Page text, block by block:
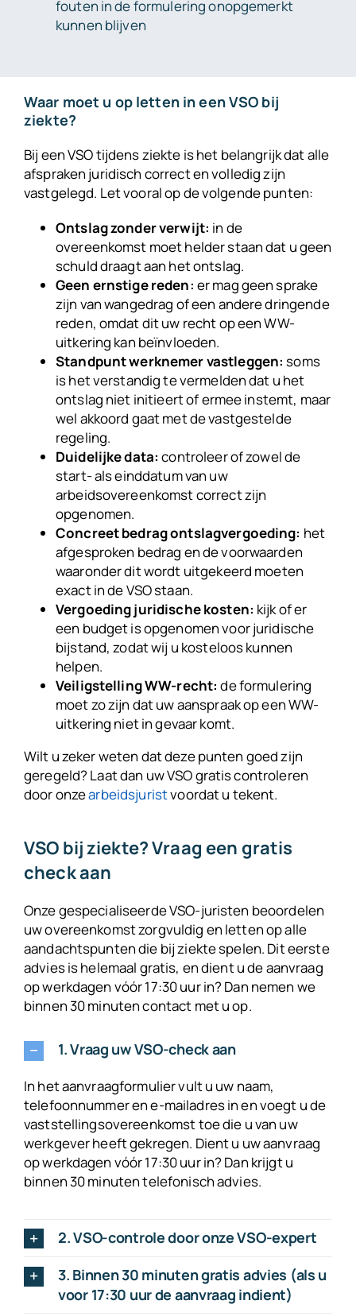
fouten in de formulering onopgemerkt
kunnen blijven
Waar moet u op letten in een VSO bij
ziekte?
Bij een VSO tijdens ziekte is het belangrijk dat alle
afspraken juridisch correct en volledig zijn
vastgelegd. Let vooral op de volgende punten:
Ontslag zonder verwijt: in de
overeenkomst moet helder staan dat u geen
schuld draagt aan het ontslag.
Geen ernstige reden: er mag geen sprake
zijn van wangedrag of een andere dringende
reden, omdat dit uw recht op een WW-
uitkering kan beïnvloeden.
Standpunt werknemer vastleggen:soms
is het verstandig te vermelden dat u het
ontslag niet initieert of ermee instemt, maar
wel akkoord gaat met de vastgestelde
regeling.
Duidelijke data:controleer of zowel de
start- als einddatum van uw
arbeidsovereenkomst correct zijn
opgenomen.
Concreet bedrag ontslagvergoeding: het
afgesproken bedrag en de voorwaarden
waaronder dit wordt uitgekeerd moeten
exact in de VSO staan.
Vergoeding juridische kosten: kijk of er
een budget is opgenomen voor juridische
bijstand, zodat wij u kosteloos kunnen
helpen.
Veiligstelling WW-recht:de formulering
moet zo zijn dat uw aanspraak op een WW-
uitkering niet in gevaar komt.
Wilt u zeker weten dat deze punten goed zijn
geregeld? Laat dan uw VSO gratis controleren
door onzearbeidsjuristvoordat u tekent.
VSO bij ziekte? Vraag een gratis
check aan
Onze gespecialiseerde VSO-juristen beoordelen
uw overeenkomst zorgvuldig en letten op alle
aandachtspunten die bij ziekte spelen. Dit eerste
advies is helemaal gratis, en dient u de aanvraag
op werkdagen vóór 17:30 uur in? Dan nemen we
binnen 30 minuten contact met u op.
1. Vraag uw VSO-check aan
In het aanvraagformulier vult u uw naam,
telefoonnummer en e-mailadres in en voegt u de
vaststellingsovereenkomst toe die u van uw
werkgever heeft gekregen. Dient u uw aanvraag
op werkdagen vóór 17:30 uur in? Dan krijgt u
binnen 30 minuten telefonisch advies.
2. VSO-controle door onze VSO-expert
3. Binnen 30 minuten gratis advies (als u
voor 17:30 uur de aanvraag indient)